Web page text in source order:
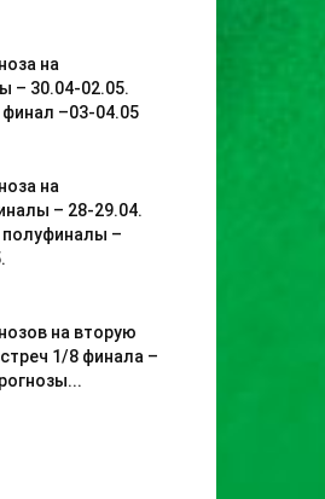
на
– 30.04-02.05.
финал –03-04.05
на
– 28-29.04.
полуфиналы –
на вторую
1/8 финала –